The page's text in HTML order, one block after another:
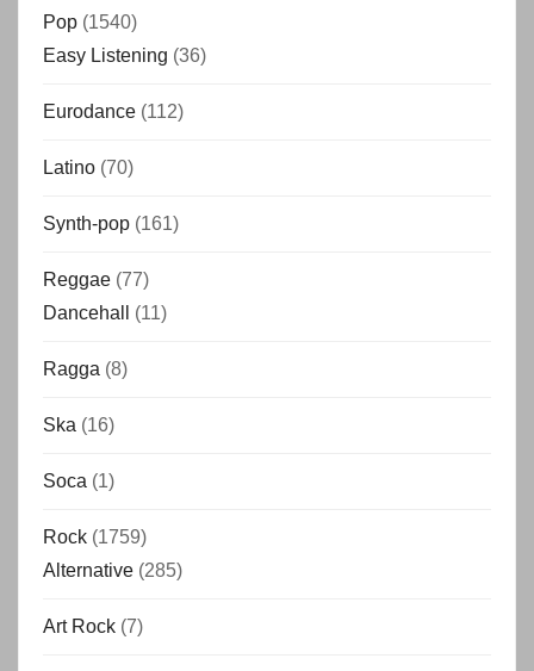
Pop (1540)
Easy Listening (36)
Eurodance (112)
Latino (70)
Synth-pop (161)
Reggae (77)
Dancehall
(11)
Ragga (8)
Ska (16)
Soca (1)
Rock (1759)
Alternative (285)
Art Rock (7)